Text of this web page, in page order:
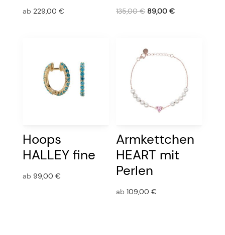
ab 229,00 € 135,00€ 89,00€
Hoops
HALLEY fine
ab 99,00 €
Armkettchen
HEART mit
Perlen
ab109,00€